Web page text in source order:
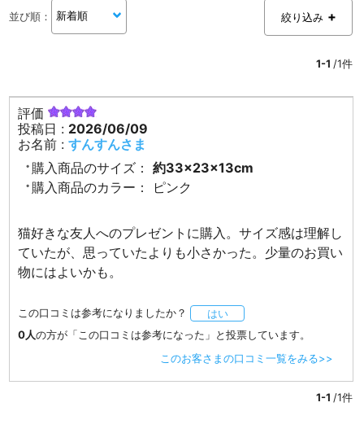
並び順 ： 絞り込み
1-1 /1件
評価
投稿日 : 2026/06/09
お名前 :すんすんさま
購入商品のサイズ：
約33×23×13cm
購入商品のカラー：
ピンク
猫好きな友人へのプレゼントに購入。サイズ感は理解し
ていたが、思っていたよりも小さかった。少量のお買い
物にはよいかも。
この口コミは参考になりましたか？
はい
0人の方が「この口コミは参考になった」と投票しています。
このお客さまの口コミ一覧をみる>>
1-1 /1件